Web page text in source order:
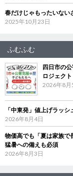
春だけじゃもったいない
2025年10月23日
ふむふむ
四日市の
ロジェク
2026年8月
「中東発」値上げラッ
2026年8月4日
物価高でも「夏は家族
猛暑への備えも必須
2026年8月3日